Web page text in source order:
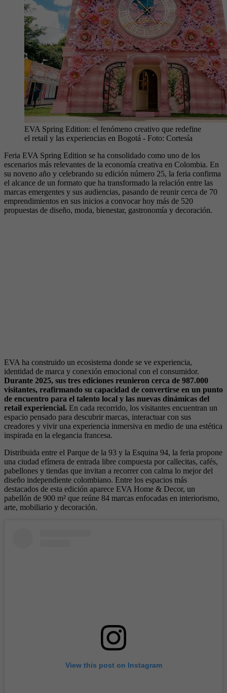
EVA Spring Edition: el fenómeno creativo que redefine
el retail y las experiencias en Bogotá - Foto: Cortesía
Feria EVA Spring Edition se ha consolidado como uno de los
escenarios más relevantes de la economía creativa en Colombia. En
su noveno año y celebrando su edición número 25, la feria confirma
el alcance de un formato que ha transformado la relación entre las
marcas emergentes y sus audiencias, pasando de reunir cerca de 70
emprendimientos en sus inicios a convocar hoy más de 520
propuestas de diseño, moda, bienestar, gastronomía y decoración.
EVA ha construido un ecosistema donde se ve experiencia,
identidad de marca y conexión emocional con el consumidor.
Durante 2025, sus tres ediciones reunieron cerca de 987.000
visitantes, reafirmando su capacidad de convertirse en un punto
de encuentro para el talento local y las nuevas dinámicas del
retail experiencial. En cada recorrido, los visitantes encuentran un
espacio pensado para descubrir marcas, interactuar con sus
creadores y vivir una experiencia inmersiva en medio de una estética
inspirada en la elegancia francesa.
Distribuida entre el Parque de la 93 y la Esquina 94, la feria propone
una ciudad efímera de entrada libre compuesta por callecitas, cafés,
pabellones y tiendas que invitan a recorrer con calma lo mejor del
diseño independiente colombiano. Entre los espacios más
destacados de esta edición aparece EVA Home & Decor, un
pabellón de 900 m² que reúne 84 marcas enfocadas en interiorismo,
arte, mobiliario y decoración.
View this post on Instagram